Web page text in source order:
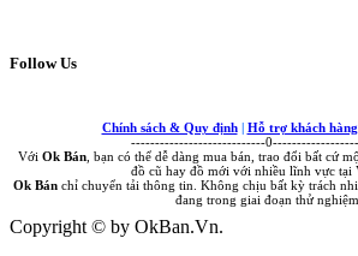
Follow Us
Chính sách & Quy định | Hỗ trợ khách hàng
----------------------------
Với Ok Bán , bạn có thể dễ dàng mua bán, trao đổi bất cứ
đồ cũ hay đồ mới với nhiều lĩnh vực tại
Ok Bán chỉ chuyển tải thông tin. Không chịu bất kỳ trách
đang trong giai đoạn thử nghiệm.
Copyright © by OkBan.Vn.